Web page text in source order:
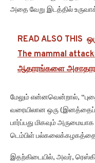
அதை வேறு இடத்தில்
READ ALSO THIS
The mammal
ஆதாரங்களை
மேலும் என்னவென்றால்,
வரையிலான ஒரு
பார்ப்பது மிகவும்
டெம்பிள்
இதற்கிடையில், அவர்,